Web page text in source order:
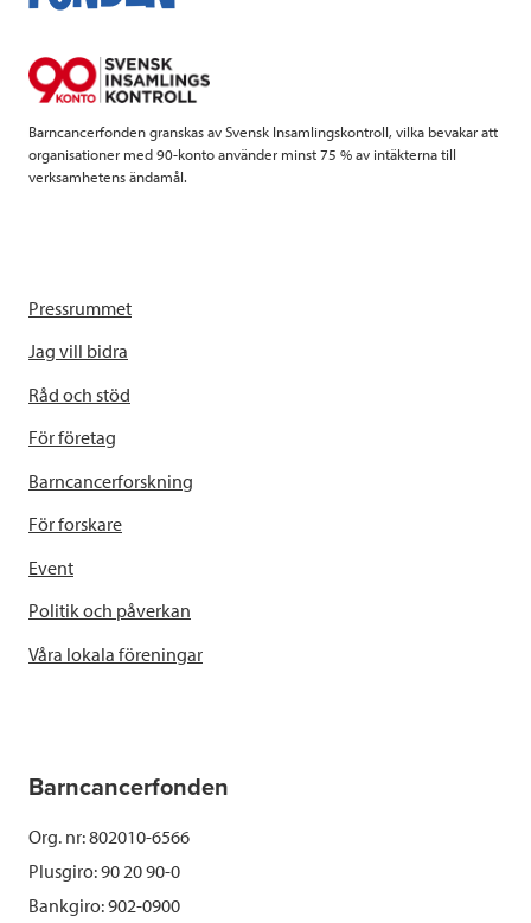
Barncancerfonden granskas av Svensk Insamlingskontroll, vilka bevakar att
organisationer med 90-konto använder minst 75 % av intäkterna till
verksamhetens ändamål.
Pressrummet
Jag vill bidra
Råd och stöd
För företag
Barncancerforskning
För forskare
Event
Politik och påverkan
Våra lokala föreningar
Barncancerfonden
Org. nr: 802010-6566
Plusgiro: 90 20 90-0
Bankgiro: 902-0900